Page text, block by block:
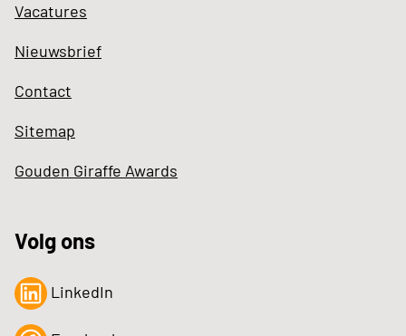
Vacatures
Nieuwsbrief
Contact
Sitemap
Gouden Giraffe Awards
Volg ons
LinkedIn